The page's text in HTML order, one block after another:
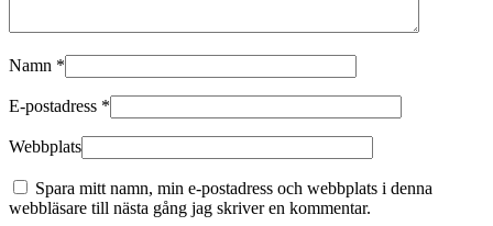
Namn *
E-postadress *
Webbplats
Spara mitt namn, min e-postadress och webbplats i denna
webbläsare till nästa gång jag skriver en kommentar.